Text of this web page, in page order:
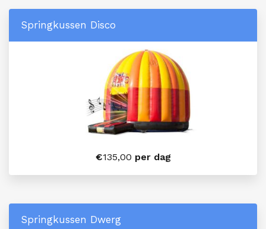
Springkussen Disco
€135,00 per dag
Springkussen Dwerg